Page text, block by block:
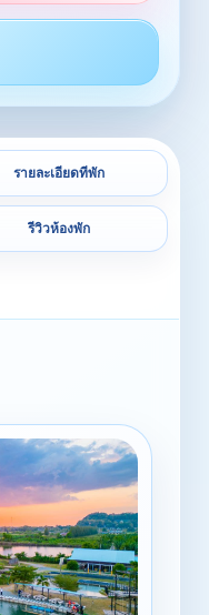
รายละเอียดที่พัก
รีวิวห้องพัก